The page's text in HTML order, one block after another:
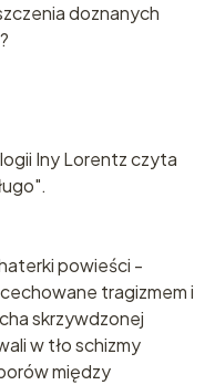
doznanych
Iny Lorentz czyta
powieści -
tragizmem i
skrzywdzonej
w tło schizmy
między